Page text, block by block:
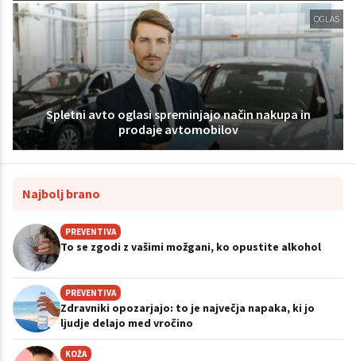
OGLAS
Spletni avto oglasi spreminjajo način nakupa in
prodaje avtomobilov
Najbolj brano
PREVENTIVA
To se zgodi z vašimi možgani, ko opustite alkohol
PREVENTIVA
Zdravniki opozarjajo: to je največja napaka, ki jo
ljudje delajo med vročino
KOŽA